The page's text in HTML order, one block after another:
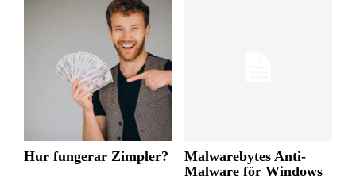
Hur fungerar Zimpler?
Malwarebytes Anti-
Malware för Windows